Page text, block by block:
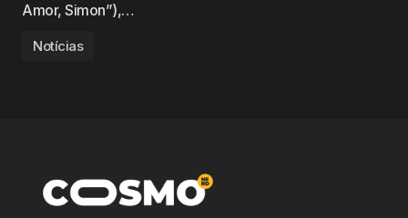
Amor, Simon”),…
Notícias